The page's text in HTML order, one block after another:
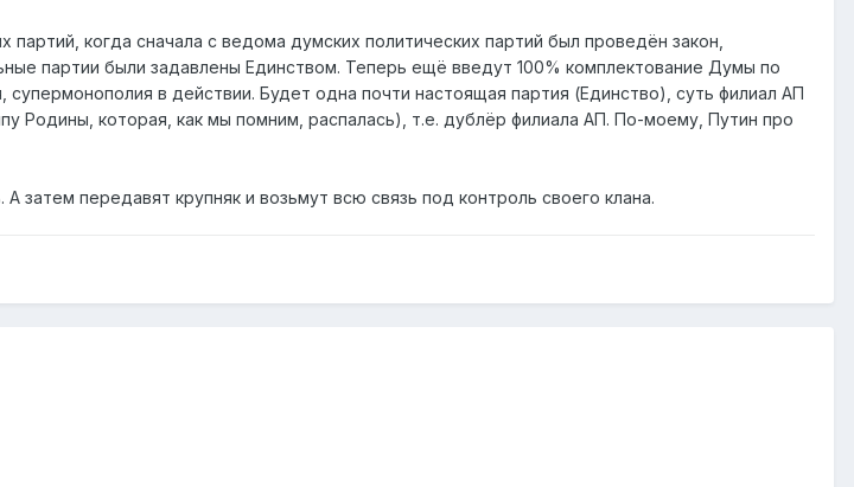
когда сначала с ведома думских политических партий был проведён закон,
партии были задавлены Единством. Теперь ещё введут 100% комплектование Думы по
в действии. Будет одна почти настоящая партия (Единство), суть филиал АП
Родины, которая, как мы помним, распалась), т.е. дублёр филиала АП. По-моему, Путин про
затем передавят крупняк и возьмут всю связь под контроль своего клана.